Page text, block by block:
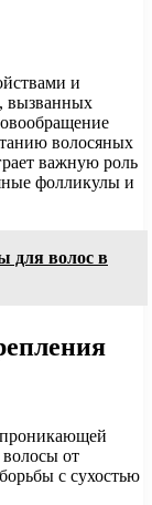
и
вызванных
волосяных
важную роль
фолликулы и
для волос в
от
с сухостью